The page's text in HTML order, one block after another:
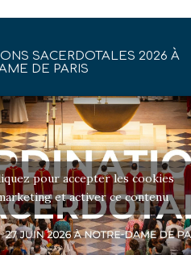
SACERDOTALES 2026 À
DE PARIS
pour accepter les cookies
et activer ce contenu